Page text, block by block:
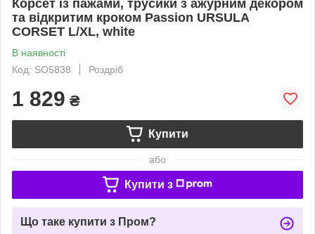
Корсет із пажами, трусики з ажурним декором
та відкритим кроком Passion URSULA
CORSET L/XL, white
В наявності
Код: SO5838
Роздріб
1 829 ₴
Купити
або
Купити з
Що таке купити з Пром?